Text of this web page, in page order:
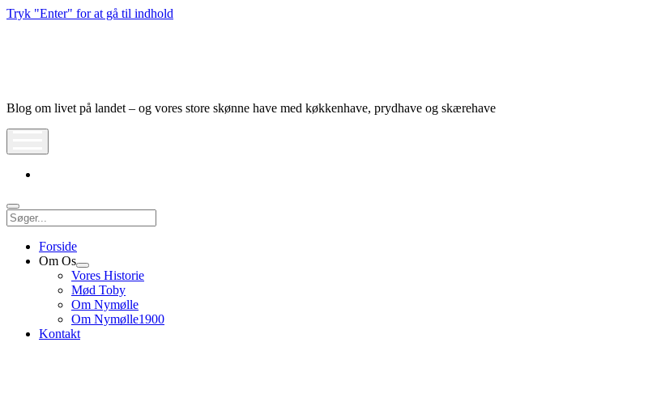
Tryk "Enter" for at gå til indhold
Blog om livet på landet – og vores store skønne have med køkkenhave, prydhave og skærehave
Søg
Forside
Om Os
Åbn
dropdown
meny
Vores Historie
Mød Toby
Om Nymølle
Om Nymølle1900
Kontakt